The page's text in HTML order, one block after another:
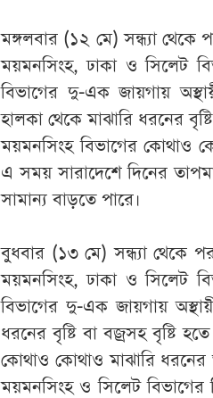
মঙ্গলবার (১২ মে) সন্ধ্যা থেকে
ময়মনসিংহ, ঢাকা ও সিলেট
বিভাগের দু-এক জায়গায়
হালকা থেকে মাঝারি ধরনের
ময়মনসিংহ বিভাগের কোথাও
এ সময় সারাদেশে দিনের
সামান্য বাড়তে পারে।
বুধবার (১৩ মে) সন্ধ্যা থেকে
ময়মনসিংহ, ঢাকা ও সিলেট
বিভাগের দু-এক জায়গায়
ধরনের বৃষ্টি বা বজ্রসহ বৃষ্টি
কোথাও কোথাও মাঝারি ধরনের
ময়মনসিংহ ও সিলেট বিভাগের